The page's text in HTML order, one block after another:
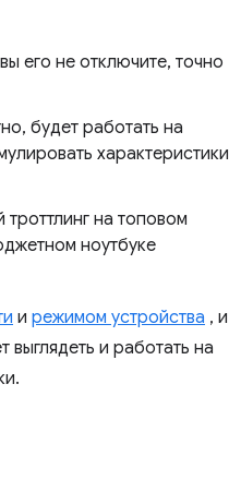
его не отключите, точно
будет работать на
характеристики
на топовом
ноутбуке
и режимом устройства , и
выглядеть и работать на